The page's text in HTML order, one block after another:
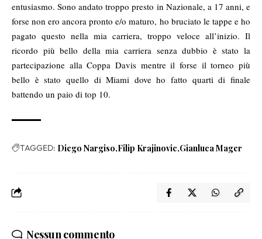
entusiasmo. Sono andato troppo presto in Nazionale, a 17 anni, e
forse non ero ancora pronto e/o maturo, ho bruciato le tappe e ho
pagato questo nella mia carriera, troppo veloce all’inizio. Il
ricordo più bello della mia carriera senza dubbio è stato la
partecipazione alla Coppa Davis mentre il forse il torneo più
bello è stato quello di Miami dove ho fatto quarti di finale
battendo un paio di top 10.
TAGGED: Diego Nargiso Filip Krajinovic Gianluca Mager
Nessun commento